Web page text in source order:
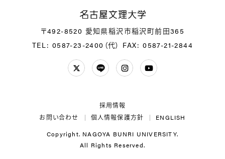
〒492-8520 愛知県稲沢市稲沢町前田365
TEL: 0587-23-2400（代） FAX: 0587-21-2844
ENGLISH
個人情報保護方針
お問い合わせ
採用情報
Copyright. NAGOYA BUNRI UNIVERSITY.
All Rights Reserved.